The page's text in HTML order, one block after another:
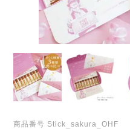
商品番号 Stick_sakura_OHF